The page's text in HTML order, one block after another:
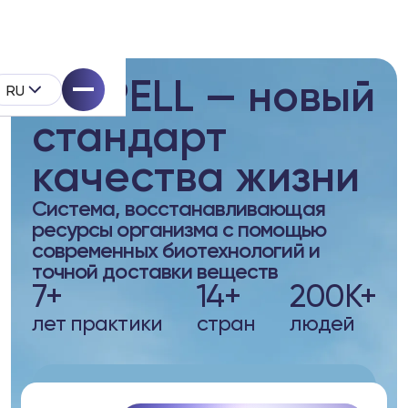
RU BIOPELL — новый
стандарт
качества жизни
Система, восстанавливающая
ресурсы организма с помощью
современных биотехнологий и
точной доставки веществ
7+
лет практики
14+
стран
200K+
людей
Комплексная система для